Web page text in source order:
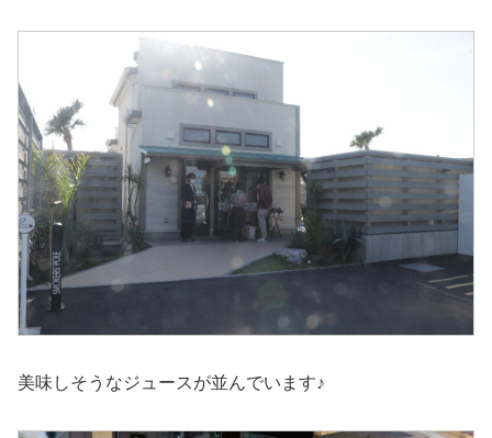
美味しそうなジュースが並んでいます♪